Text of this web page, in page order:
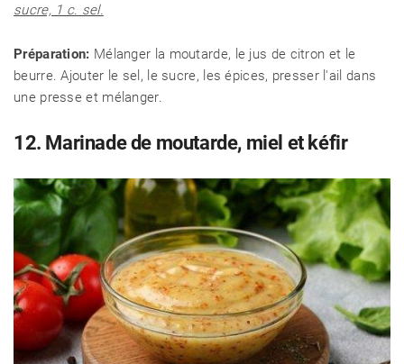
sucre, 1 c. sel.
Préparation: Mélanger la moutarde, le jus de citron et le
beurre. Ajouter le sel, le sucre, les épices, presser l'ail dans
une presse et mélanger.
12. Marinade de moutarde, miel et kéfir